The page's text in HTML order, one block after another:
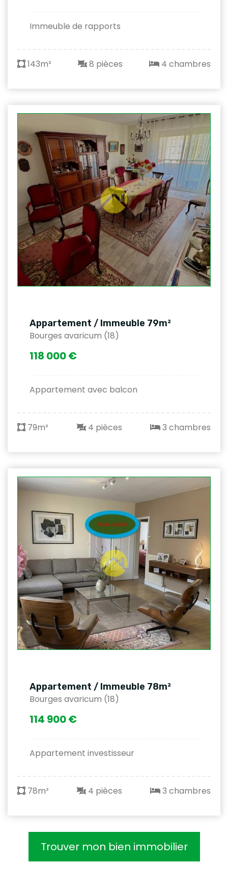
Immeuble de rapports
143m² 8 pièces 4 chambres
Appartement / Immeuble 79m²
Bourges avaricum (18)
118 000 €
Appartement avec balcon
79m² 4 pièces 3 chambres
Appartement / Immeuble 78m²
Bourges avaricum (18)
114 900 €
Appartement investisseur
78m² 4 pièces 3 chambres
Trouver mon bien immobilier